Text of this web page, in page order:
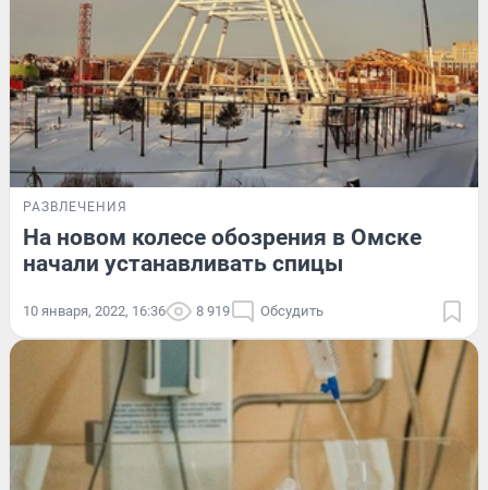
РАЗВЛЕЧЕНИЯ
На новом колесе обозрения в Омске
начали устанавливать спицы
10 января, 2022, 16:36 8 919 Обсудить